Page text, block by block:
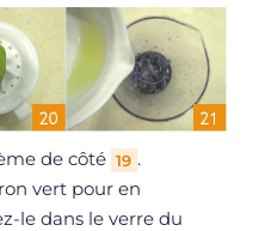
de côté 19 .
vert pour en
le dans le verre du